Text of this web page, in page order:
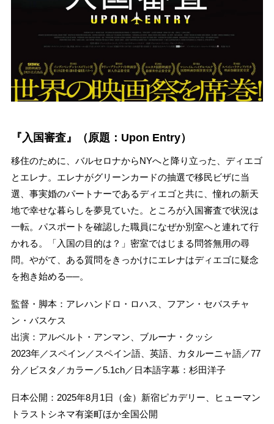
『入国審査』（原題：Upon Entry）
移住のために、バルセロナからNYへと降り立った、ディエゴ
とエレナ。エレナがグリーンカードの抽選で移民ビザに当
選、事実婚のパートナーであるディエゴと共に、憧れの新天
地で幸せな暮らしを夢見ていた。ところが入国審査で状況は
一転。パスポートを確認した職員になぜか別室へと連れて行
かれる。「入国の目的は？」密室ではじまる問答無用の尋
問。やがて、ある質問をきっかけにエレナはディエゴに疑念
を抱き始める──。
監督・脚本：アレハンドロ・ロハス、フアン・セバスチャ
ン・バスケス
出演：アルベルト・アンマン、ブルーナ・クッシ
2023年／スペイン／スペイン語、英語、カタルーニャ語／77
分／ビスタ／カラー／5.1ch／日本語字幕：杉田洋子
日本公開：2025年8月1日（金）新宿ピカデリー、ヒューマン
トラストシネマ有楽町ほか全国公開